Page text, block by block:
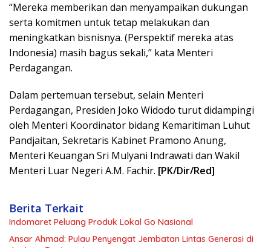
“Mereka memberikan dan menyampaikan dukungan
serta komitmen untuk tetap melakukan dan
meningkatkan bisnisnya. (Perspektif mereka atas
Indonesia) masih bagus sekali,” kata Menteri
Perdagangan.
Dalam pertemuan tersebut, selain Menteri
Perdagangan, Presiden Joko Widodo turut didampingi
oleh Menteri Koordinator bidang Kemaritiman Luhut
Pandjaitan, Sekretaris Kabinet Pramono Anung,
Menteri Keuangan Sri Mulyani Indrawati dan Wakil
Menteri Luar Negeri A.M. Fachir. [PK/Dir/Red]
Berita Terkait
Indomaret Peluang Produk Lokal Go Nasional
Ansar Ahmad: Pulau Penyengat Jembatan Lintas Generasi di